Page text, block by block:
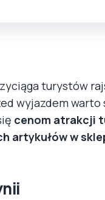
turystów
wyjazdem warto
cenom atrakcji
artykułów w